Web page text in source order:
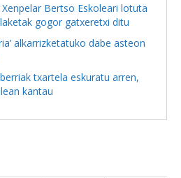
Bertso Eskoleari lotuta
gogor gatxeretxi ditu
alkarrizketatuko dabe asteon
txartela eskuratu arren,
kantau